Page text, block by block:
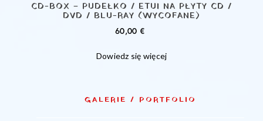
CD-BOX – PUDEŁKO / ETUI NA PŁYTY CD /
DVD / BLU-RAY (WYCOFANE)
60,00 €
Dowiedz się więcej
GALERIE / PORTFOLIO